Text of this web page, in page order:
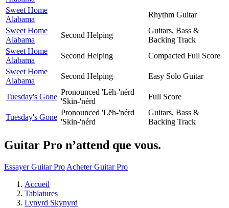
Sweet Home
Alabama
Rhythm Guitar
Sweet Home
Alabama
Second Helping
Guitars, Bass &
Backing Track
Sweet Home
Alabama
Second Helping
Compacted Full Score
Sweet Home
Alabama
Second Helping Easy Solo Guitar
Tuesday's Gone
Pronounced 'Lĕh-'nérd
'Skin-'nérd
Full Score
Tuesday's Gone
Pronounced 'Lĕh-'nérd
'Skin-'nérd
Guitars, Bass &
Backing Track
Guitar Pro n’attend que vous.
Essayer Guitar Pro Acheter Guitar Pro
Accueil
Tablatures
Lynyrd Skynyrd